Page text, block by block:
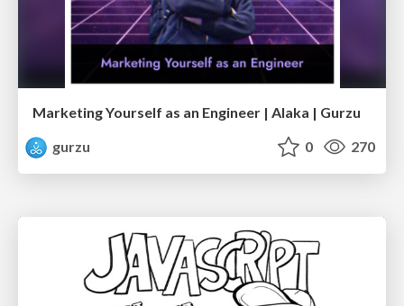
Marketing Yourself as an Engineer | Alaka | Gurzu
gurzu
0 270